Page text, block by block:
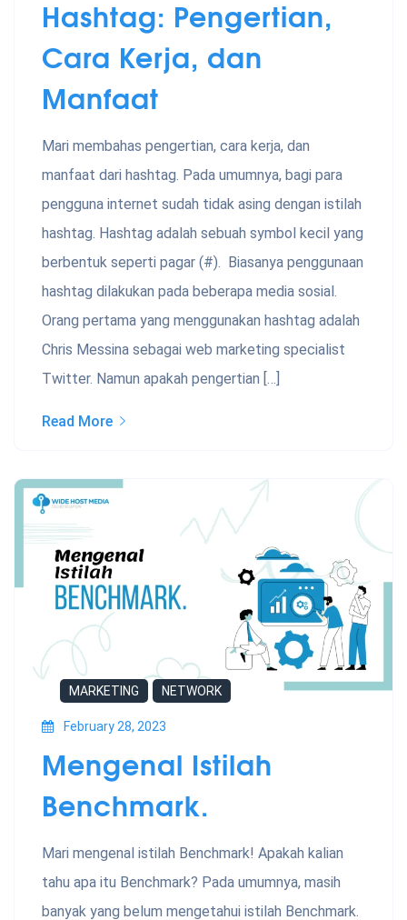
Hashtag: Pengertian,
Cara Kerja, dan
Manfaat
Mari membahas pengertian, cara kerja, dan
manfaat dari hashtag. Pada umumnya, bagi para
pengguna internet sudah tidak asing dengan istilah
hashtag. Hashtag adalah sebuah symbol kecil yang
berbentuk seperti pagar (#). Biasanya penggunaan
hashtag dilakukan pada beberapa media sosial.
Orang pertama yang menggunakan hashtag adalah
Chris Messina sebagai web marketing specialist
Twitter. Namun apakah pengertian […]
Read More
MARKETING NETWORK
February 28, 2023
Mengenal Istilah
Benchmark.
Mari mengenal istilah Benchmark! Apakah kalian
tahu apa itu Benchmark? Pada umumnya, masih
banyak yang belum mengetahui istilah Benchmark.